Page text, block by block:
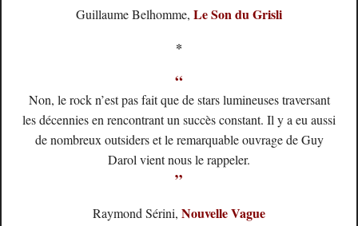
Guillaume Belhomme, Le Son du Grisli
*
“
Non, le rock n’est pas fait que de stars lumineuses traversant
les décennies en rencontrant un succès constant. Il y a eu aussi
de nombreux outsiders et le remarquable ouvrage de Guy
Darol vient nous le rappeler.
”
Raymond Sérini, Nouvelle Vague